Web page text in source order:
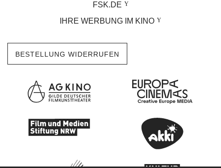
FSK.DE
IHRE WERBUNG IM KINO
BESTELLUNG WIDERRUFEN